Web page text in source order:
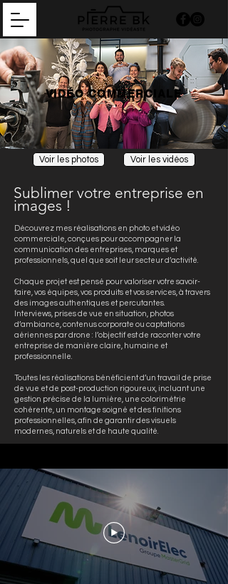
VIDÉO COMMERCIALE
Voir les photos Voir les vidéos
Sublimer votre entreprise en
images !
Découvrez mes réalisations en photo et vidéo
commerciale, conçues pour accompagner la
communication des entreprises, marques et
professionnels, quel que soit leur secteur d’activité.
Chaque projet est pensé pour valoriser votre savoir-
faire, vos équipes, vos produits et vos services, à travers
des images authentiques et percutantes.
Interviews, prises de vue en situation, photos
d’ambiance, contenus corporate ou captations
aériennes par drone : l’objectif est de raconter votre
entreprise de manière claire, humaine et
professionnelle.
Toutes les réalisations bénéficient d’un travail de prise
de vue et de post-production rigoureux, incluant une
gestion précise de la lumière, une colorimétrie
cohérente, un montage soigné et des finitions
professionnelles, afin de garantir des visuels
modernes, naturels et de haute qualité.